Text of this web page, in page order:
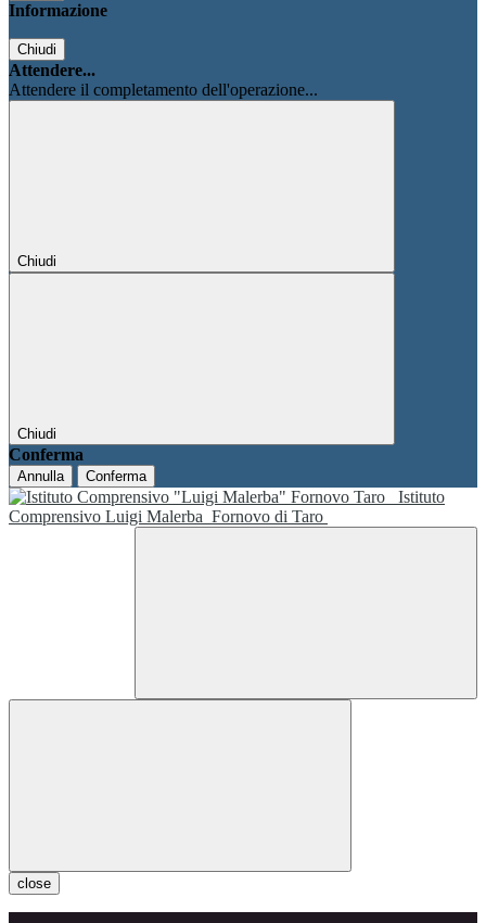
Informazione
Chiudi
Attendere...
Attendere il completamento dell'operazione...
Chiudi
Chiudi
Conferma
Annulla Conferma
Istituto
Comprensivo Luigi Malerba Fornovo di Taro
close